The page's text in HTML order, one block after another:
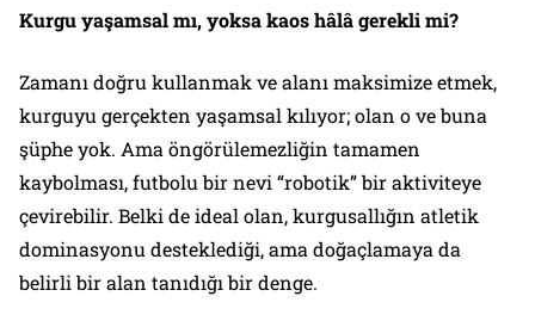
Kurgu yaşamsal mı, yoksa kaos hâlâ gerekli mi?
Zamanı doğru kullanmak ve alanı maksimize etmek,
kurguyu gerçekten yaşamsal kılıyor; olan o ve buna
şüphe yok. Ama öngörülemezliğin tamamen
kaybolması, futbolu bir nevi “robotik” bir aktiviteye
çevirebilir. Belki de ideal olan, kurgusallığın atletik
dominasyonu desteklediği, ama doğaçlamaya da
belirli bir alan tanıdığı bir denge.